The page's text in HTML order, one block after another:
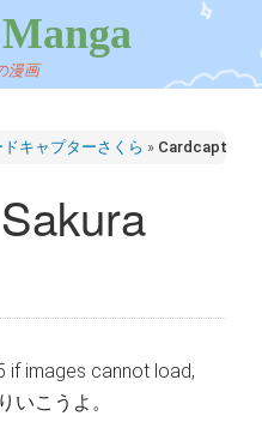
漫画
キャプターさくら » Cardcaptor
if images cannot load,
いこうよ。